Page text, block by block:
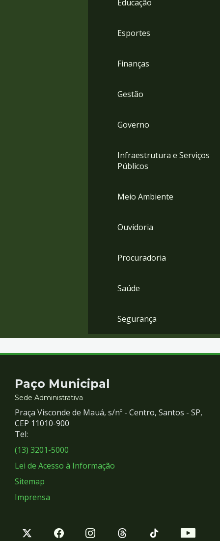
Educação
Esportes
Finanças
Gestão
Governo
Infraestrutura e Serviços
Públicos
Meio Ambiente
Ouvidoria
Procuradoria
Saúde
Segurança
Contato
e
Redes
Sociais
Paço Municipal
Sede Administrativa
Praça Visconde de Mauá, s/nº - Centro, Santos - SP,
CEP 11010-900
Tel:
(13) 3201-5000
Lei de Acesso à Informação
Sitemap
Imprensa